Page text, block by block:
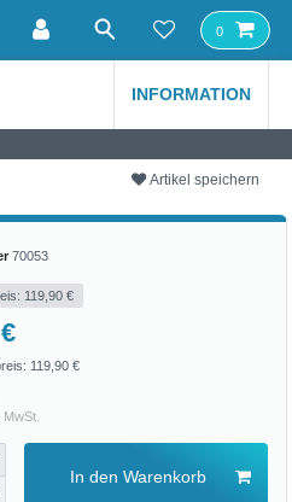
0
INFORMATION
Artikel speichern
70053
119,90 €
119,90 €
In den Warenkorb